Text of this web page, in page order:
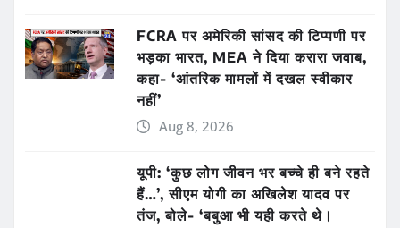
FCRA पर अमेरिकी सांसद की टिप्पणी पर
भड़का भारत, MEA ने दिया करारा जवाब,
कहा- ‘आंतरिक मामलों में दखल स्वीकार
नहीं’
Aug 8, 2026
यूपी: ‘कुछ लोग जीवन भर बच्चे ही बने रहते
हैं…’, सीएम योगी का अखिलेश यादव पर
तंज, बोले- ‘बबुआ भी यही करते थे।